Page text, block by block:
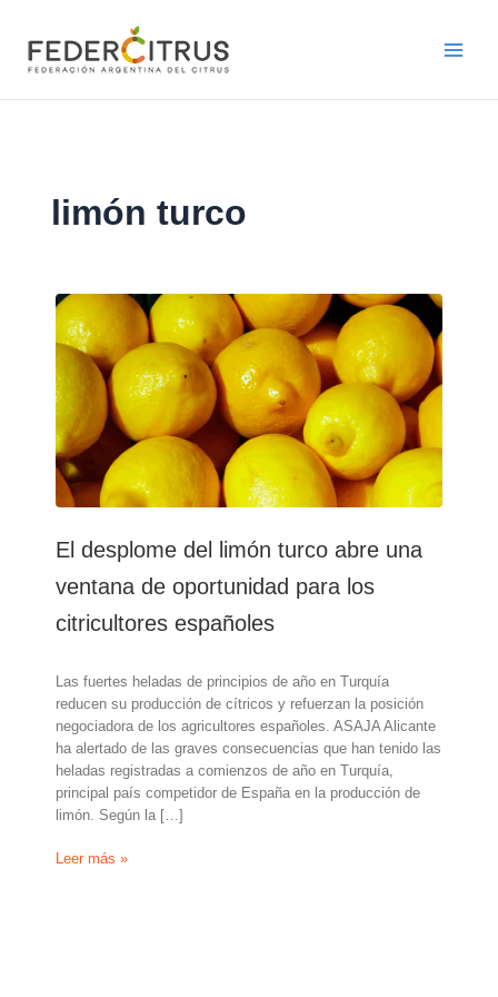
contenido
limón turco
El desplome del limón turco abre una
ventana de oportunidad para los
citricultores españoles
Las fuertes heladas de principios de año en Turquía
reducen su producción de cítricos y refuerzan la posición
negociadora de los agricultores españoles. ASAJA Alicante
ha alertado de las graves consecuencias que han tenido las
heladas registradas a comienzos de año en Turquía,
principal país competidor de España en la producción de
limón. Según la […]
El
Leer más »